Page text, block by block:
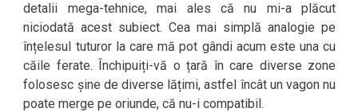
detalii mega-tehnice, mai ales că nu mi-a plăcut
niciodată acest subiect. Cea mai simplă analogie pe
înțelesul tuturor la care mă pot gândi acum este una cu
căile ferate. Închipuiți-vă o țară în care diverse zone
folosesc șine de diverse lățimi, astfel încât un vagon nu
poate merge pe oriunde, că nu-i compatibil.